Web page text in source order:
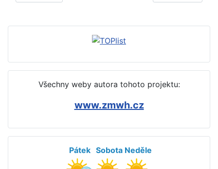
Všechny weby autora tohoto projektu:
www.zmwh.cz
Pátek Sobota Neděle